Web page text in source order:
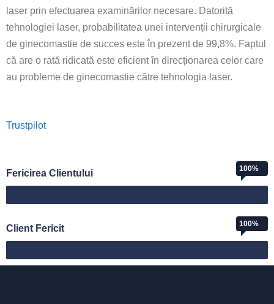
laser prin efectuarea examinărilor necesare. Datorită
tehnologiei laser, probabilitatea unei intervenții chirurgicale
de ginecomastie de succes este în prezent de 99,8%. Faptul
că are o rată ridicată este eficient în direcționarea celor care
au probleme de ginecomastie către tehnologia laser.
Trustpilot
Fericirea Clientului 100%
Client Fericit 100%